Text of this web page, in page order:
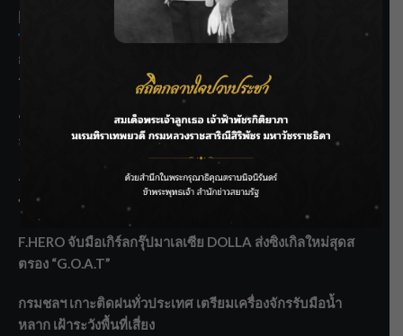
Recent Posts
กรมชลฯ รับฟังประชาชน ติดตามแก้ปัญหาโครงการประตู
ระบายน้ำศรีสองรักฯ
‘แมน การิน’ แชร์ความเชื่อชวนคิด! “อยากกินอะไรหลังจาก
ลาโลกนี้ ให้ใส่บาตรสิ่งนั้นไว้ตอนยังมีชีวิต”
ราชเลขานุการในพระองค์ฯ ติดตามโครงการหุบกะพง–ห้วย
ทรายใต้ เสริมความมั่นคงน้ำเพชรบุรี
F.HERO จับมือเกิร์ลกรุ๊ปมาเลเซีย DOLLA ส่งซิงเกิลใหม่สุดส
ตรอง “G.O.A.T”
กรมชลฯ เกาะติดฝนทั่วประเทศ เตรียมเครื่องจักรรับมือน้ำ
หลาก เฝ้าระวังพื้นที่เสี่ยง